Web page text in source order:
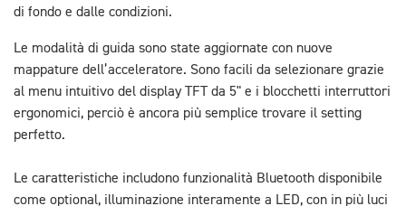
di fondo e dalle condizioni.
Le modalità di guida sono state aggiornate con nuove
mappature dell’acceleratore. Sono facili da selezionare grazie
al menu intuitivo del display TFT da 5" e i blocchetti interruttori
ergonomici, perciò è ancora più semplice trovare il setting
perfetto.
Le caratteristiche includono funzionalità Bluetooth disponibile
come optional, illuminazione interamente a LED, con in più luci